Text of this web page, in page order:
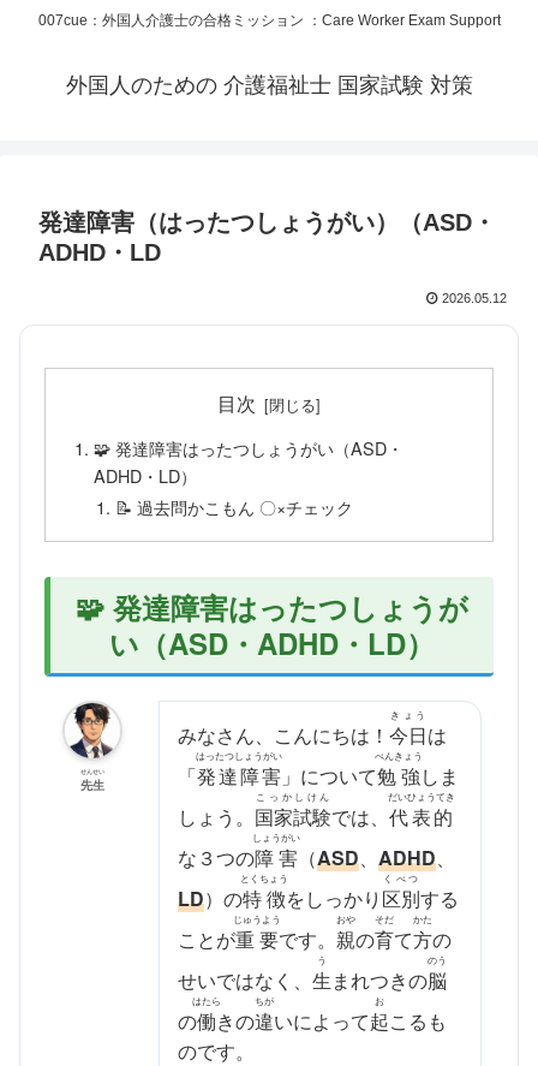
007cue：外国人介護士の合格ミッション ：Care Worker Exam Support
外国人のための 介護福祉士 国家試験 対策
発達障害（はったつしょうがい）（ASD・
ADHD・LD
2026.05.12
目次
🧩 発達障害はったつしょうがい（ASD・
ADHD・LD）
📝 過去問かこもん 〇×チェック
🧩 発達障害はったつしょうが
い（ASD・ADHD・LD）
先生
せんせい
みなさん、こんにちは！ 今日
きょう
は
「発達障害
はったつしょうがい
」について勉強
べんきょう
しま
しょう。 国家試験
こっかしけん
では、 代表的
だいひょうてき
な３つの障害
しょうがい
（ASD ADHD
LD）の特徴
とくちょう
をしっかり 区別
くべつ
する
ことが重要
じゅうよう
です。 親
おや
の育
そだ
て方
かた
の
せいではなく、 生
う
まれつきの脳
のう
の働
はたら
きの違
ちが
いによって起
お
こるも
のです。